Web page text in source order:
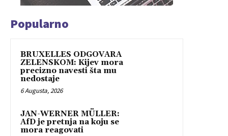
Popularno
BRUXELLES ODGOVARA
ZELENSKOM: Kijev mora
precizno navesti šta mu
nedostaje
6 Augusta, 2026
JAN-WERNER MÜLLER:
AfD je pretnja na koju se
mora reagovati